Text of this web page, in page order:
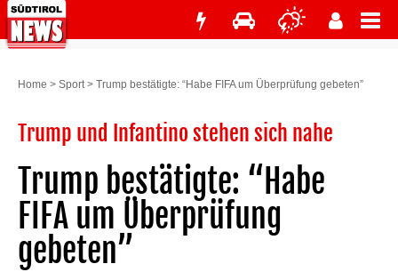
Home > Sport> Trump bestätigte: “Habe FIFA um Überprüfung gebeten”
Trump und Infantino stehen sich nahe
Trump bestätigte: “Habe
FIFA um Überprüfung
gebeten”